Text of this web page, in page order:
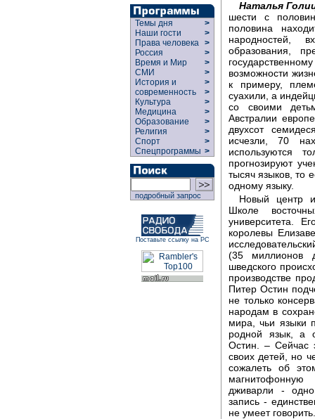
Темы дня
>
Наши гости
>
Права человека >
Россия
>
Время и Мир
>
СМИ
>
История и
современность
>
>
Культура
>
Медицина
>
Образование
>
Религия
>
Спорт
>
Спецпрограммы >
подробный запрос
Поставьте ссылку на РС
Наталья
шести с
половина
народностей,
образования,
возможности
к примеру,
суахили, а
со своими
Австралии
двухсот
исчезли, 70
используются
прогнозируют
тысяч языков, то
одному языку.
Новый центр
Школе
университета.
королевы
(35 миллионов
шведского
производстве
Питер Остин
не только
народам в
мира, чьи языки
родной язык, а
Остин. – Сейчас
своих детей, но
сожалеть об
магнитофонную
дживарли -
запись -
не умеет говорить.